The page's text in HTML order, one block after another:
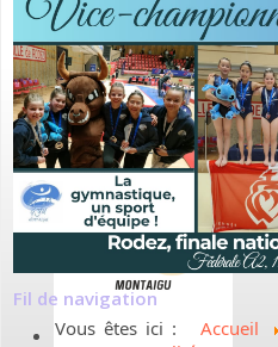
Fil de navigation
Vous êtes ici :Accueil